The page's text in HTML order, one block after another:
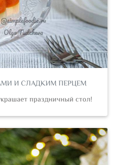
И СЛАДКИМ ПЕРЦЕМ
праздничный стол!